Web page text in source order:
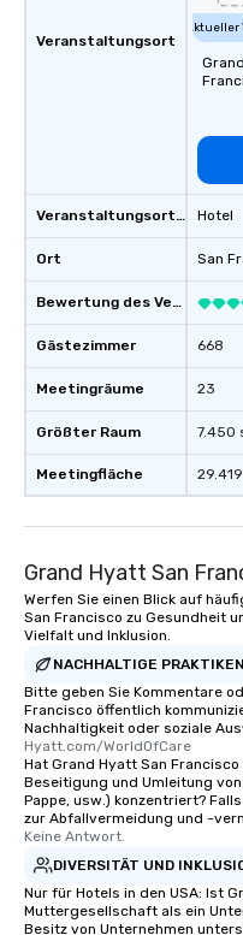
Veranstaltungsort
Veranstaltungsortstyp
Ort
Bewertung des Veranstaltungsortes
Gästezimmer
Meetingräume
Größter Raum
Meetingfläche
Hotel
San
668
23
7.450
Grand Hyatt San
Werfen Sie einen Blick auf
San Francisco zu Gesundheit
Vielfalt und Inklusion.
NACHHALTIGE PRAKTIKEN
Bitte geben Sie Kommentare
Francisco öffentlich
Nachhaltigkeit oder soziale
Hyatt.com/WorldOfCare
Hat Grand Hyatt San
Beseitigung und Umleitung
Pappe, usw.) konzentriert?
zur Abfallvermeidung und -
Keine Antwort.
DIVERSITÄT UND
Nur für Hotels in den USA: Ist
Muttergesellschaft als ein
Besitz von Unternehmen